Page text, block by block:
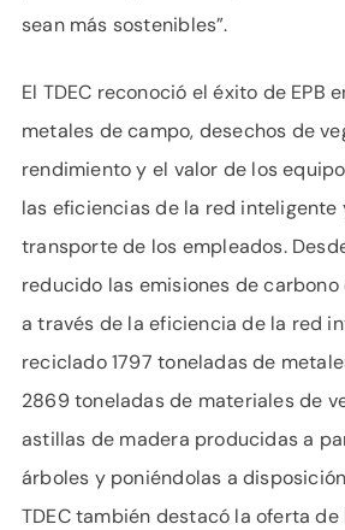
sean más sostenibles”.
El TDEC reconoció el éxito de EPB
metales de campo, desechos de
rendimiento y el valor de los
las eficiencias de la red inteligente
transporte de los empleados.
reducido las emisiones de
a través de la eficiencia de la red
reciclado 1797 toneladas de
2869 toneladas de materiales de
astillas de madera producidas a
árboles y poniéndolas a
TDEC también destacó la oferta de